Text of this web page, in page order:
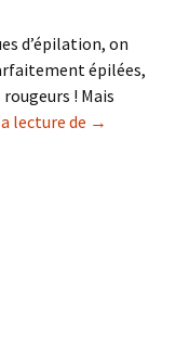
d’épilation, on
épilées,
! Mais
lecture de Les
→